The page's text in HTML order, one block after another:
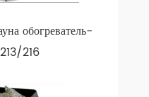
обогреватель-
216